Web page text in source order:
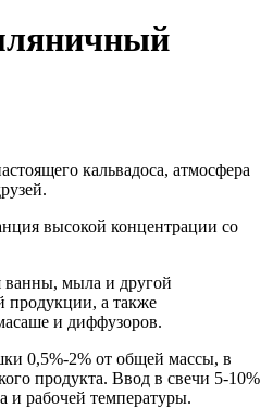
кальвадоса, атмосфера
высокой концентрации со
ванны, мыла и другой
продукции, а также
и диффузоров.
0,5%-2% от общей массы, в
продукта. Ввод в свечи 5-10%
и рабочей температуры.